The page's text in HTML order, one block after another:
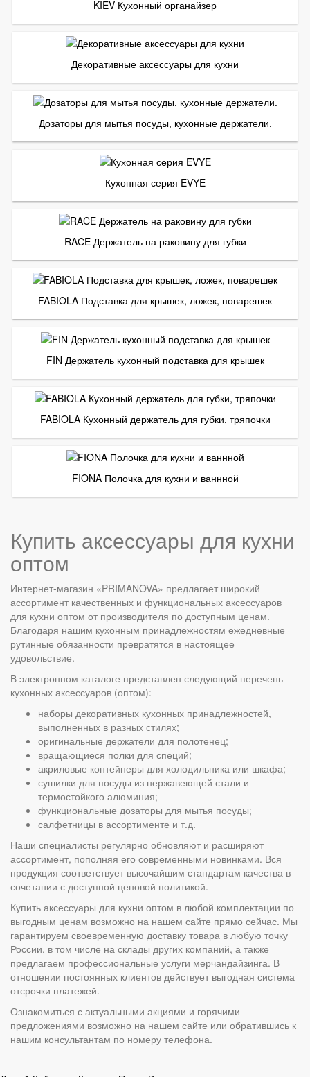
KIEV Кухонный органайзер
Декоративные аксессуары для кухни
Дозаторы для мытья посуды, кухонные держатели.
Кухонная серия EVYE
RACE Держатель на раковину для губки
FABIOLA Подставка для крышек, ложек, поварешек
FIN Держатель кухонный подставка для крышек
FABIOLA Кухонный держатель для губки, тряпочки
FIONA Полочка для кухни и ваннной
Купить аксессуары для кухни
оптом
Интернет-магазин «PRIMANOVA» предлагает широкий
ассортимент качественных и функциональных аксессуаров
для кухни оптом от производителя по доступным ценам.
Благодаря нашим кухонным принадлежностям ежедневные
рутинные обязанности превратятся в настоящее
удовольствие.
В электронном каталоге представлен следующий перечень
кухонных аксессуаров (оптом):
наборы декоративных кухонных принадлежностей,
выполненных в разных стилях;
оригинальные держатели для полотенец;
вращающиеся полки для специй;
акриловые контейнеры для холодильника или шкафа;
сушилки для посуды из нержавеющей стали и
термостойкого алюминия;
функциональные дозаторы для мытья посуды;
салфетницы в ассортименте и т.д.
Наши специалисты регулярно обновляют и расширяют
ассортимент, пополняя его современными новинками. Вся
продукция соответствует высочайшим стандартам качества в
сочетании с доступной ценовой политикой.
Купить аксессуары для кухни оптом в любой комплектации по
выгодным ценам возможно на нашем сайте прямо сейчас. Мы
гарантируем своевременную доставку товара в любую точку
России, в том числе на склады других компаний, а также
предлагаем профессиональные услуги мерчандайзинга. В
отношении постоянных клиентов действует выгодная система
отсрочки платежей.
Ознакомиться с актуальными акциями и горячими
предложениями возможно на нашем сайте или обратившись к
нашим консультантам по номеру телефона.